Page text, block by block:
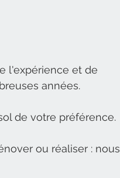
l'expérience et de
années.
de votre préférence.
ou réaliser : nous